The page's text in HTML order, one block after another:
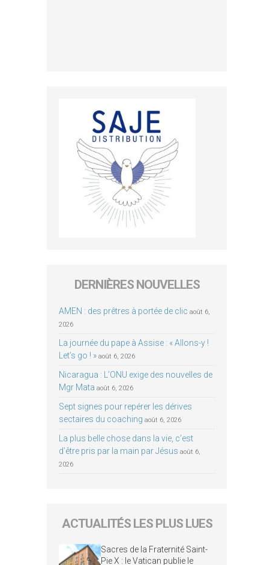
DERNIÈRES NOUVELLES
AMEN : des prêtres à portée de clic août 6,
2026
La journée du pape à Assise : « Allons-y !
Let’s go ! » août 6, 2026
Nicaragua : L’ONU exige des nouvelles de
Mgr Mata août 6, 2026
Sept signes pour repérer les dérives
sectaires du coaching août 6, 2026
La plus belle chose dans la vie, c’est
d’être pris par la main par Jésus août 6,
2026
ACTUALITÉS LES PLUS LUES
Sacres de la Fraternité Saint-
Pie X : le Vatican publie le